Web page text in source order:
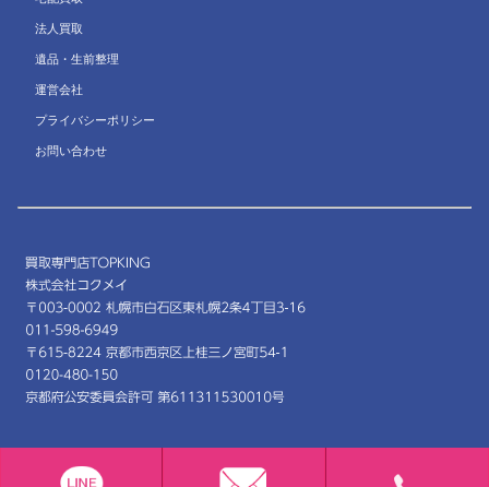
法人買取
遺品・生前整理
運営会社
プライバシーポリシー
お問い合わせ